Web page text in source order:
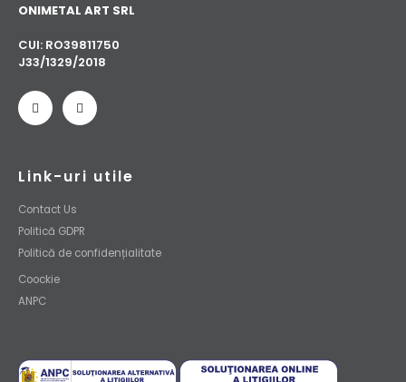
ONIMETAL ART SRL
CUI: RO39811750
J33/1329/2018​
Link-uri utile
Contact Us
Politică GDPR
Politică de confidențialitate
Coockie
ANPC